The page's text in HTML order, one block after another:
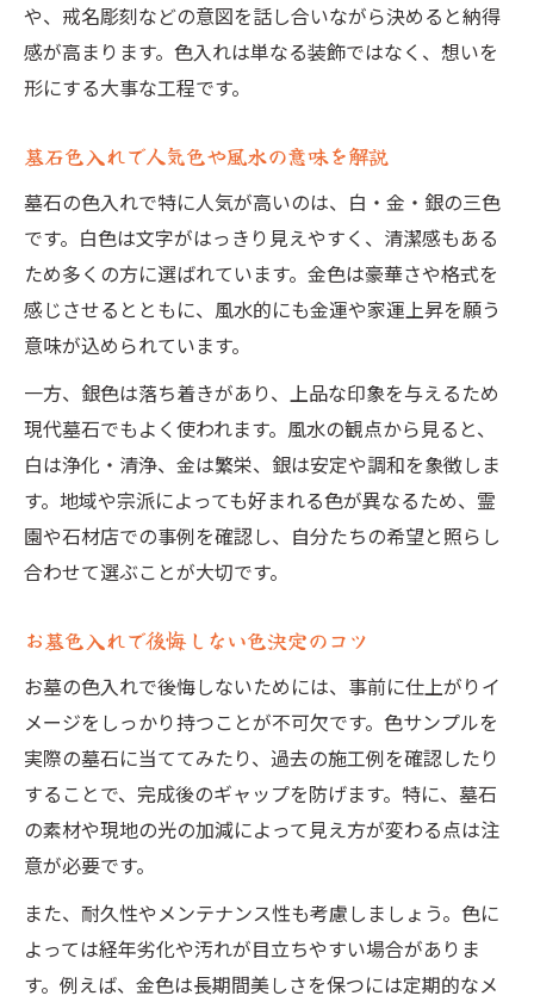
や、戒名彫刻などの意図を話し合いながら決めると納得
感が高まります。色入れは単なる装飾ではなく、想いを
形にする大事な工程です。
墓石色入れで人気色や風水の意味を解説
墓石の色入れで特に人気が高いのは、白・金・銀の三色
です。白色は文字がはっきり見えやすく、清潔感もある
ため多くの方に選ばれています。金色は豪華さや格式を
感じさせるとともに、風水的にも金運や家運上昇を願う
意味が込められています。
一方、銀色は落ち着きがあり、上品な印象を与えるため
現代墓石でもよく使われます。風水の観点から見ると、
白は浄化・清浄、金は繁栄、銀は安定や調和を象徴しま
す。地域や宗派によっても好まれる色が異なるため、霊
園や石材店での事例を確認し、自分たちの希望と照らし
合わせて選ぶことが大切です。
お墓色入れで後悔しない色決定のコツ
お墓の色入れで後悔しないためには、事前に仕上がりイ
メージをしっかり持つことが不可欠です。色サンプルを
実際の墓石に当ててみたり、過去の施工例を確認したり
することで、完成後のギャップを防げます。特に、墓石
の素材や現地の光の加減によって見え方が変わる点は注
意が必要です。
また、耐久性やメンテナンス性も考慮しましょう。色に
よっては経年劣化や汚れが目立ちやすい場合がありま
す。例えば、金色は長期間美しさを保つには定期的なメ